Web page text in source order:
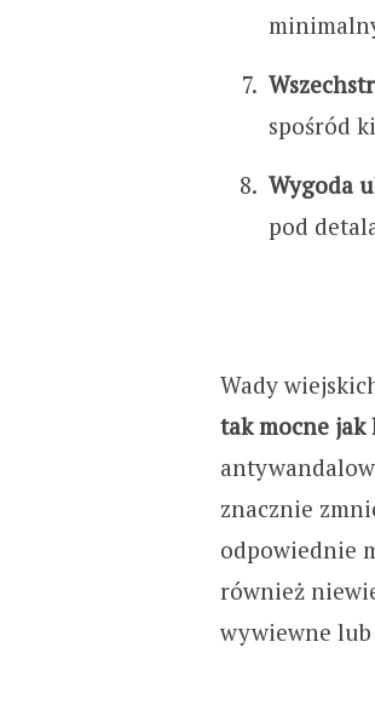
spośród
Wygoda
pod
Wady
tak mocne jak
znacznie
odpowiednie
również
wywiewne